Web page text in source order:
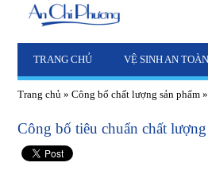
TRANG CHỦ VỆ SINH AN
Trang chủ » Công bố chất lượng sản phẩm »
Công bố tiêu chuẩn chất